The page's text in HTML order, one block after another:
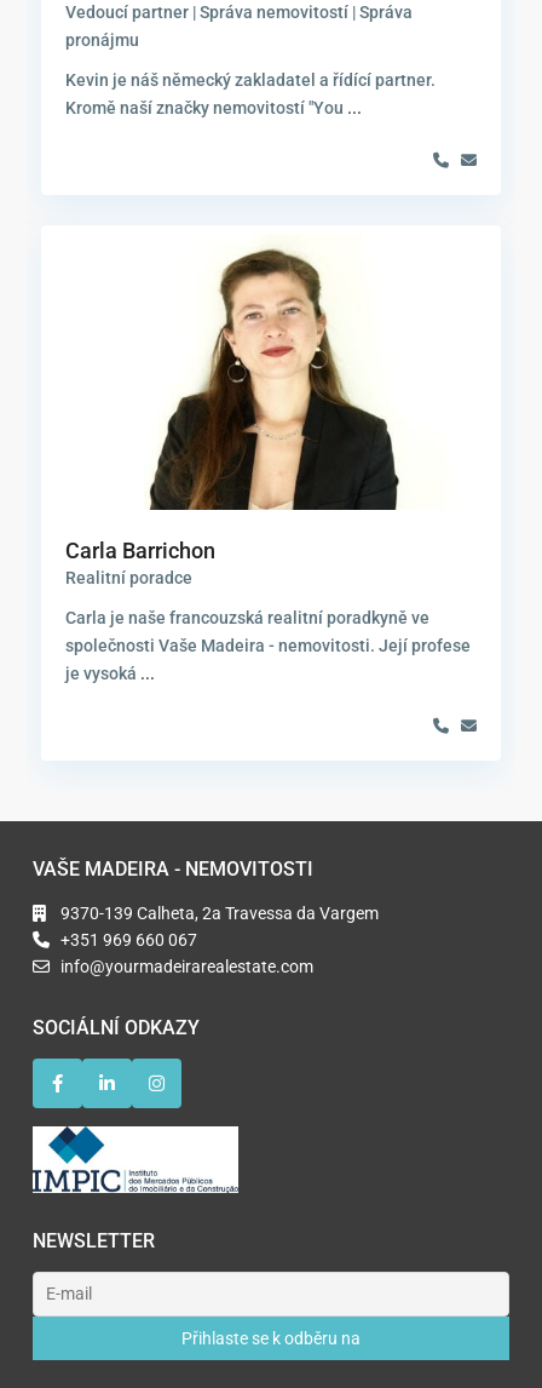
Vedoucí partner | Správa nemovitostí | Správa
pronájmu
Kevin je náš německý zakladatel a řídící partner.
Kromě naší značky nemovitostí "You ...
Carla Barrichon
Realitní poradce
Carla je naše francouzská realitní poradkyně ve
společnosti Vaše Madeira - nemovitosti. Její profese
je vysoká ...
VAŠE MADEIRA - NEMOVITOSTI
9370-139 Calheta, 2a Travessa da Vargem
+351 969 660 067
info@yourmadeirarealestate.com
SOCIÁLNÍ ODKAZY
NEWSLETTER